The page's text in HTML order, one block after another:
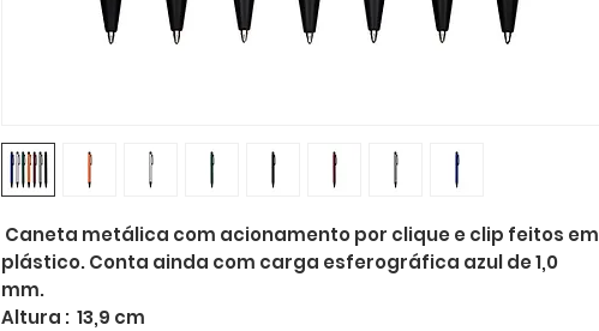
Caneta metálica com acionamento por clique e clip feitos em
plástico. Conta ainda com carga esferográfica azul de 1,0
mm.
Altura : 13,9 cm